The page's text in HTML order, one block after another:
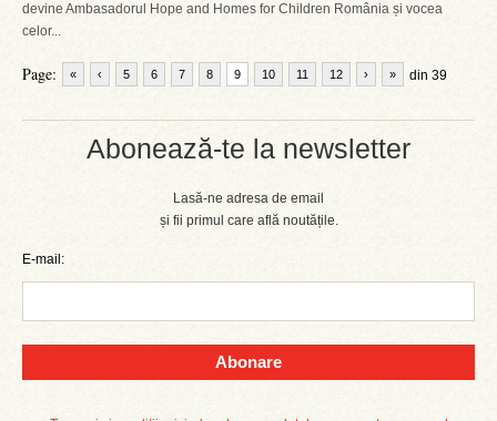
Abonează-te la newsletter
Lasă-ne adresa de email
și fii primul care află noutățile.
E-mail:
Abonare
devine Ambasadorul Hope and Homes for Children România și vocea
celor...
Page: « ‹ 5 6 7 8 9 10 11 12 din 39
› »